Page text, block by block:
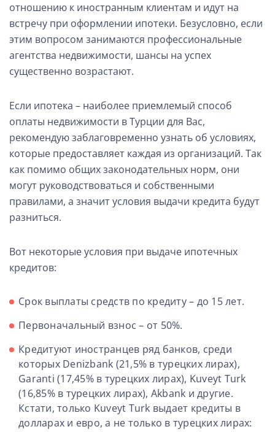
отношению к иностранным клиентам и идут на
встречу при оформлении ипотеки. Безусловно, если
этим вопросом занимаются профессиональные
агентства недвижимости, шансы на успех
существенно возрастают.
Если ипотека – наиболее приемлемый способ
оплаты недвижимости в Турции для Вас,
рекомендую заблаговременно узнать об условиях,
которые предоставляет каждая из организаций. Так
как помимо общих законодательных норм, они
могут руководствоваться и собственными
правилами, а значит условия выдачи кредита будут
разниться.
Вот некоторые условия при выдаче ипотечных
кредитов:
Срок выплаты средств по кредиту – до 15 лет.
Первоначальный взнос – от 50%.
Кредитуют иностранцев ряд банков, среди
которых Denizbank (21,5% в турецких лирах),
Garanti (17,45% в турецких лирах), Kuveyt Turk
(16,85% в турецких лирах), Akbank и другие.
Кстати, только Kuveyt Turk выдает кредиты в
долларах и евро, а не только в турецких лирах: